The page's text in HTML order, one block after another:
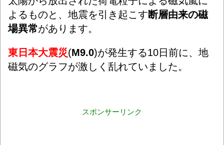
よるものと、地震を引き起こす断層由来の磁
場異常があります。
東日本大震災(M9.0)が発生する10日前に、地
磁気のグラフが激しく乱れていました。
スポンサーリンク